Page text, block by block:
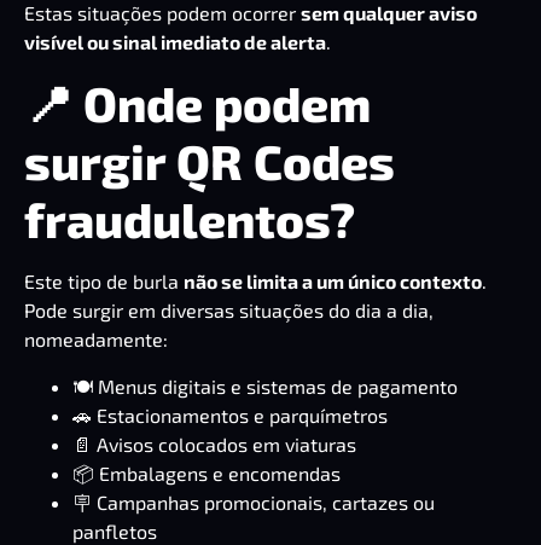
Estas situações podem ocorrer sem qualquer aviso
visível ou sinal imediato de alerta.
📍 Onde podem
surgir QR Codes
fraudulentos?
Este tipo de burla não se limita a um único contexto.
Pode surgir em diversas situações do dia a dia,
nomeadamente:
🍽️ Menus digitais e sistemas de pagamento
🚗 Estacionamentos e parquímetros
📄 Avisos colocados em viaturas
📦 Embalagens e encomendas
🪧 Campanhas promocionais, cartazes ou
panfletos